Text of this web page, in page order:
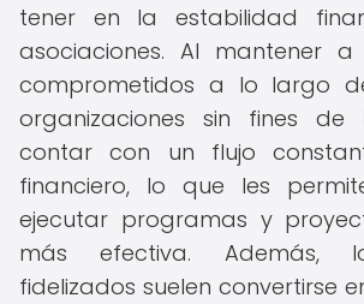
tener en la estabilidad
asociaciones. Al mantener
comprometidos a lo largo
organizaciones sin fines de
contar con un flujo
financiero, lo que les
ejecutar programas y
más efectiva. Además,
fidelizados suelen convertirse